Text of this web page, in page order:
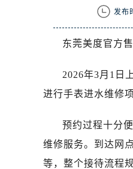
宁
金华
嘉兴
南昌
广州
广州
深
发布
东莞美度官方
2026年3月1日
进行手表进水维修
预约过程十分
维修服务。到达网
等，整个接待流程